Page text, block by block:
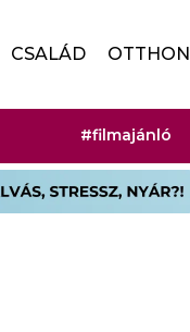
CSALÁD OTTHON
#filmajánló